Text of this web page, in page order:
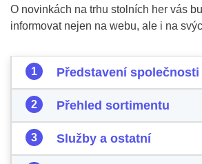
O novinkách na trhu stolních her vás
informovat nejen na webu, ale i na
Představení společnosti
Přehled sortimentu
Služby a ostatní